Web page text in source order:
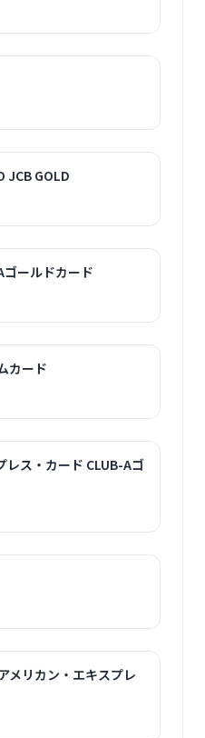
JCB GOLD
ールドカード
カード
レス・カード CLUB-Aゴ
メリカン・エキスプレ